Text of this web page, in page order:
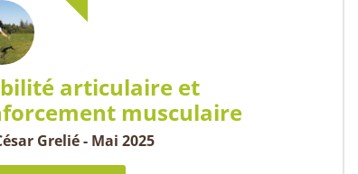
articulaire et
musculaire
Grelié - Mai 2025